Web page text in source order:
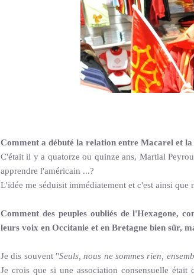
Comment a débuté la relation entre Macarel et
C'était il y a quatorze ou quinze ans, Martial
apprendre l'américain ...?
L'idée me séduisit immédiatement et c'est ainsi que
Comment des peuples oubliés de l'Hexagone,
leurs voix en Occitanie et en Bretagne bien sûr,
Je dis souvent "Seuls, nous ne sommes rien,
Je crois que si une association consensuelle